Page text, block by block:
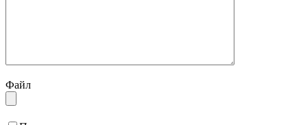
Файл